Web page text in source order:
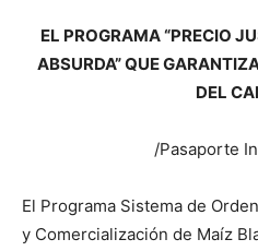
EL PROGRAMA “PRECIO
ABSURDA” QUE
DEL
/Pasaporte
El Programa Sistema de
y Comercialización de Maíz